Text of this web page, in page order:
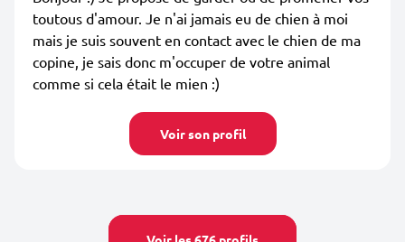
toutous d'amour. Je n'ai jamais eu de chien à moi
mais je suis souvent en contact avec le chien de ma
copine, je sais donc m'occuper de votre animal
comme si cela était le mien :)
Voir son profil